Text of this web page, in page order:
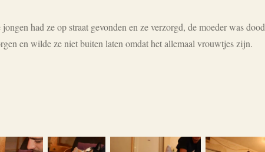
had ze op straat gevonden en ze verzorgd, de moeder was dood
en wilde ze niet buiten laten omdat het allemaal vrouwtjes zijn.